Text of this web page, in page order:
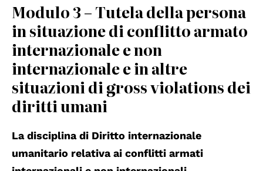
Modulo 3 – Tutela della persona
in situazione di conflitto armato
internazionale e non
internazionale e in altre
situazioni di gross violations dei
diritti umani
La disciplina di Diritto internazionale
umanitario relativa ai conflitti armati